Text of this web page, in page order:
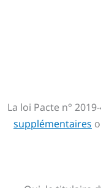
La loi Pacte n°
supplémentaires